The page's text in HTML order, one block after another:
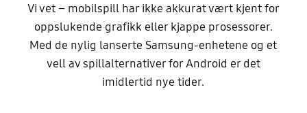
Vi vet – mobilspill har ikke akkurat vært kjent for
oppslukende grafikk eller kjappe prosessorer.
Med de nylig lanserte Samsung-enhetene og et
vell av spillalternativer for Android er det
imidlertid nye tider.